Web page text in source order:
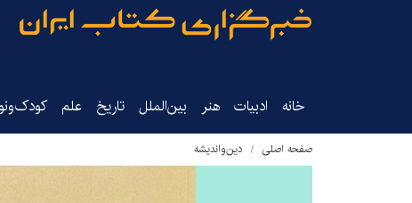
خانه ادبیات هنر بین‌الملل تاریخ‌ علم
صفحه اصلی دین‌واندیشه